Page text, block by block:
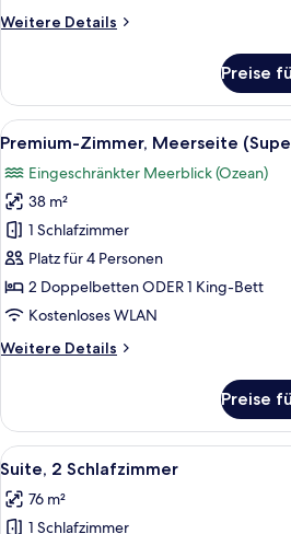
Weitere Details
Weitere
Zimmer
(Superior
2+2)
Preise
Alle
Fotos
für
Premium-
Zimmer,
Meerseite
(Superior)
anzeigen
Ein
10
Premium-Zimmer, Meerseite
Eingeschränkter Meerblick (Ozean)
38 m²
1 Schlafzimmer
Platz für 4 Personen
2 Doppelbetten ODER 1 King-Bett
Kostenloses WLAN
Weitere Details
Weitere
Zimmer,
Meerseite
(Superior)
Preise
Alle
Fotos
für
Ein
8
Suite, 2 Schlafzimmer
76 m²
1 Schlafzimmer